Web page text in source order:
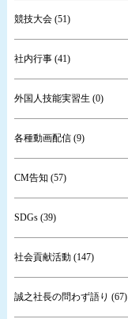
競技大会 (51)
社内行事 (41)
外国人技能実習生 (0)
各種動画配信 (9)
CM告知 (57)
SDGs (39)
社会貢献活動 (147)
誠之社長の問わず語り (67)